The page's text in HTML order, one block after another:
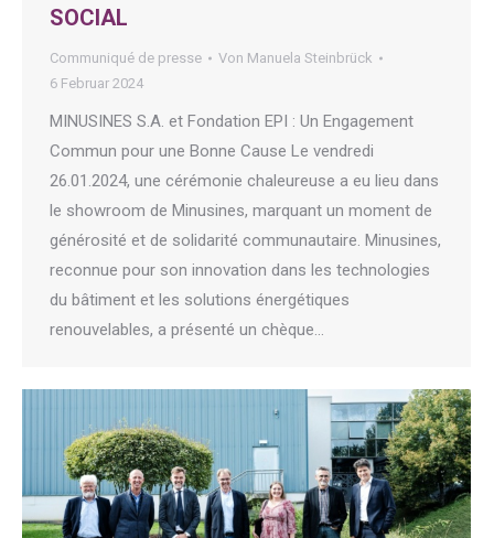
SOCIAL
Communiqué de presse Von Manuela Steinbrück
6 Februar 2024
MINUSINES S.A. et Fondation EPI : Un Engagement
Commun pour une Bonne Cause Le vendredi
26.01.2024, une cérémonie chaleureuse a eu lieu dans
le showroom de Minusines, marquant un moment de
générosité et de solidarité communautaire. Minusines,
reconnue pour son innovation dans les technologies
du bâtiment et les solutions énergétiques
renouvelables, a présenté un chèque…